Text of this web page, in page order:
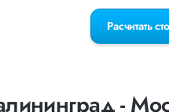
Расчитать
-